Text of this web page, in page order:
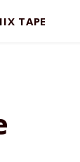
TAPE